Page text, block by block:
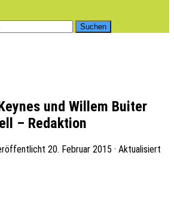
und Willem Buiter
– Redaktion
20. Februar 2015 · Aktualisiert